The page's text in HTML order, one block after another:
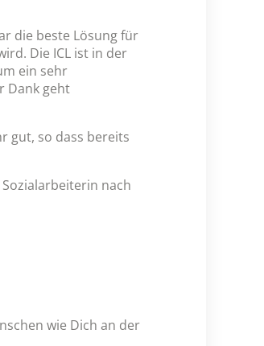
die beste Lösung für
Die ICL ist in der
ein sehr
Dank geht
gut, so dass bereits
nach
wie Dich an der